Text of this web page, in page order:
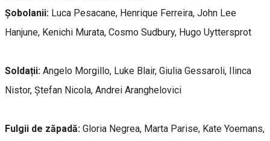
Șobolanii: Luca Pesacane, Henrique Ferreira, John Lee
Hanjune, Kenichi Murata, Cosmo Sudbury, Hugo Uyttersprot
Soldații: Angelo Morgillo, Luke Blair, Giulia Gessaroli, Ilinca
Nistor, Ștefan Nicola, Andrei Aranghelovici
Fulgii de zăpadă: Gloria Negrea, Marta Parise, Kate Yoemans,